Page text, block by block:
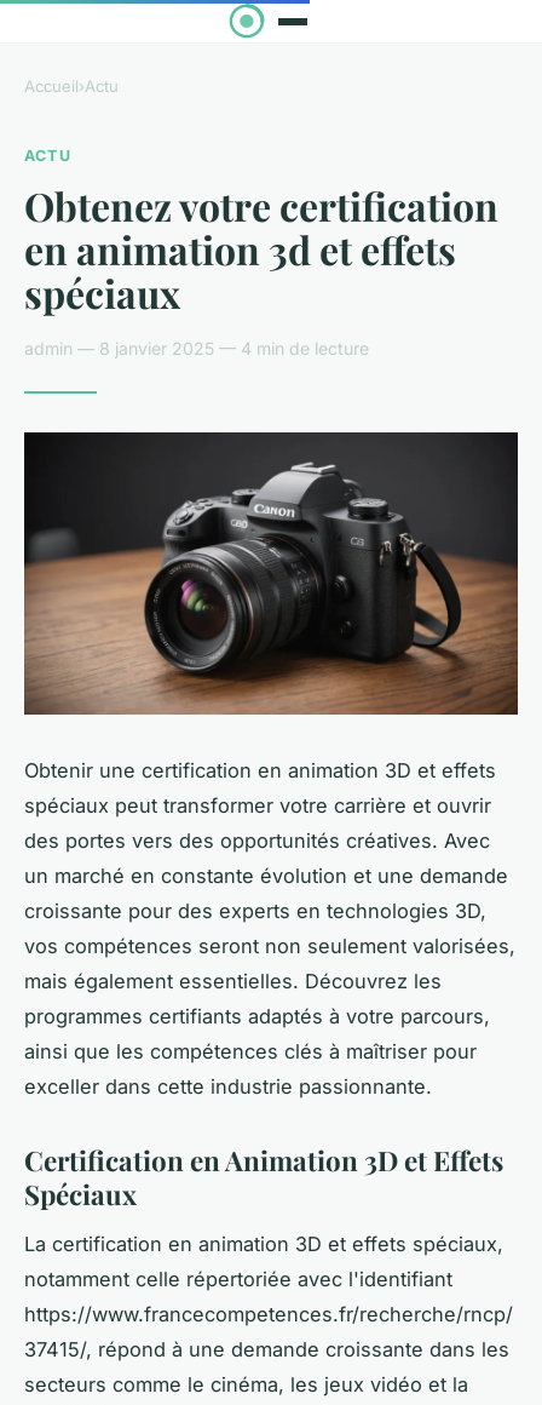
Accueil›Actu
ACTU
Obtenez votre certification
en animation 3d et effets
spéciaux
admin — 8 janvier 2025 — 4 min de lecture
Obtenir une certification en animation 3D et effets
spéciaux peut transformer votre carrière et ouvrir
des portes vers des opportunités créatives. Avec
un marché en constante évolution et une demande
croissante pour des experts en technologies 3D,
vos compétences seront non seulement valorisées,
mais également essentielles. Découvrez les
programmes certifiants adaptés à votre parcours,
ainsi que les compétences clés à maîtriser pour
exceller dans cette industrie passionnante.
Certification en Animation 3D et Effets
Spéciaux
La certification en animation 3D et effets spéciaux,
notamment celle répertoriée avec l'identifiant
https://www.francecompetences.fr/recherche/rncp/
37415/, répond à une demande croissante dans les
secteurs comme le cinéma, les jeux vidéo et la